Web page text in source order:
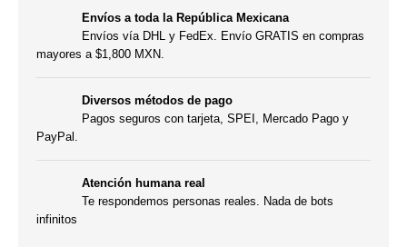
Envíos a toda la República Mexicana
Envíos vía DHL y FedEx. Envío GRATIS en compras
mayores a $1,800 MXN.
Diversos métodos de pago
Pagos seguros con tarjeta, SPEI, Mercado Pago y
PayPal.
Atención humana real
Te respondemos personas reales. Nada de bots
infinitos